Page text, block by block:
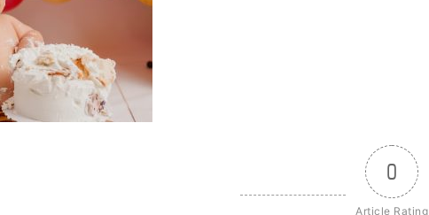
0
Article Rating